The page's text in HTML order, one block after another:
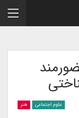
علوم اجتماعی هنر